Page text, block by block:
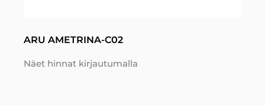
ARU AMETRINA-C02
Näet hinnat kirjautumalla